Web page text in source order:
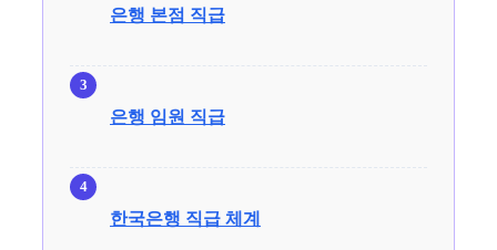
은행 본점 직급
은행 임원 직급
한국은행 직급 체계